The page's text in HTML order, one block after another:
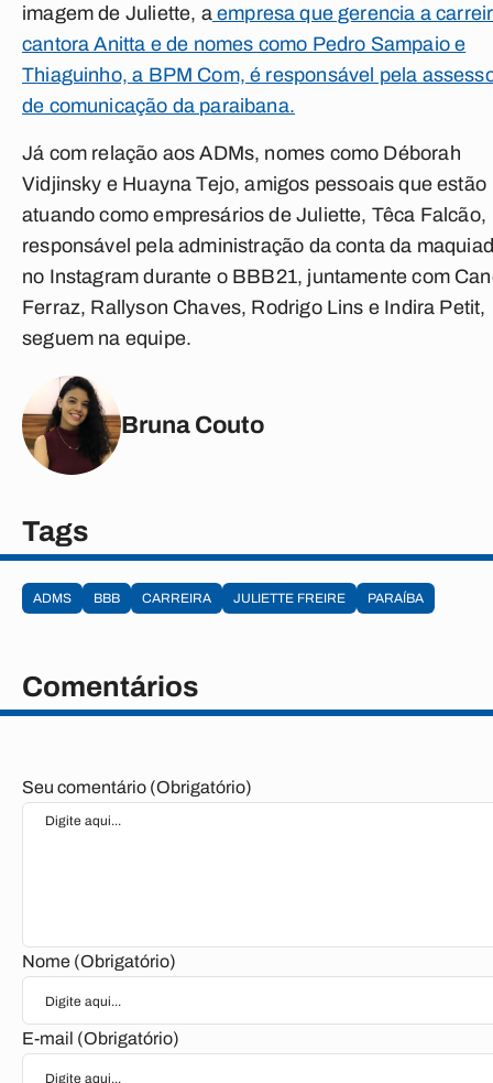
imagem de Juliette, aempresa que gerencia a
cantora Anitta e de nomes como Pedro Sampaio e
Thiaguinho, a BPM Com, é responsável pela
de comunicação da paraibana.
Já com relação aos ADMs, nomes como Déborah
Vidjinsky e Huayna Tejo, amigos pessoais que estão
atuando como empresários de Juliette, Têca Falcão,
responsável pela administração da conta da
no Instagram durante o BBB21, juntamente com
Ferraz, Rallyson Chaves, Rodrigo Lins e Indira Petit,
seguem na equipe.
Bruna Couto
Tags
ADMS BBB CARREIRA JULIETTE FREIRE PARAÍBA
Comentários
Seu comentário (Obrigatório)
Nome (Obrigatório)
E-mail (Obrigatório)